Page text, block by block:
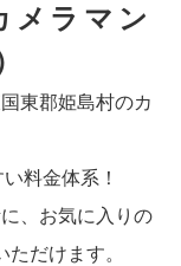
メラマン
東郡姫島村のカ
料金体系！
、お気に入りの
だけます。